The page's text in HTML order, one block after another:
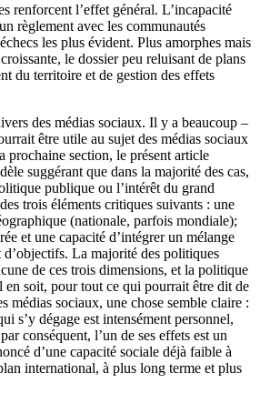
renforcent l’effet général. L’incapacité
règlement avec les communautés
les plus évident. Plus amorphes mais
le dossier peu reluisant de plans
du territoire et de gestion des effets
des médias sociaux. Il y a beaucoup –
être utile au sujet des médias sociaux
prochaine section, le présent article
suggérant que dans la majorité des cas,
publique ou l’intérêt du grand
trois éléments critiques suivants : une
(nationale, parfois mondiale);
et une capacité d’intégrer un mélange
La majorité des politiques
de ces trois dimensions, et la politique
en soit, pour tout ce qui pourrait être dit de
médias sociaux, une chose semble claire :
s’y dégage est intensément personnel,
conséquent, l’un de ses effets est un
d’une capacité sociale déjà faible à
international, à plus long terme et plus